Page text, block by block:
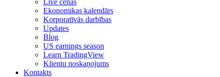
Ekonomikas kalendārs
Korporatīvās darbības
Updates
Blog
US earnings season
Learn TradingView
Klientu noskaņojums
Kontakts